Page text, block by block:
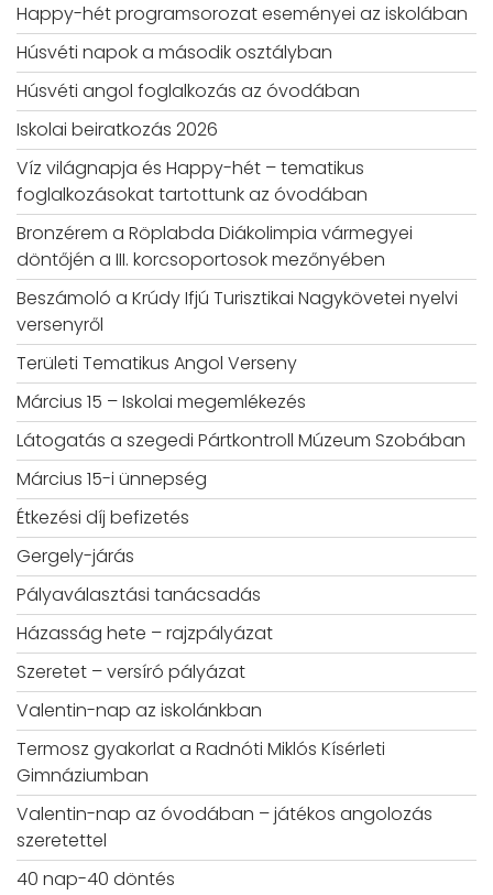
Happy-hét programsorozat eseményei az iskolában
Húsvéti napok a második osztályban
Húsvéti angol foglalkozás az óvodában
Iskolai beiratkozás 2026
Víz világnapja és Happy-hét – tematikus
foglalkozásokat tartottunk az óvodában
Bronzérem a Röplabda Diákolimpia vármegyei
döntőjén a III. korcsoportosok mezőnyében
Beszámoló a Krúdy Ifjú Turisztikai Nagykövetei nyelvi
versenyről
Területi Tematikus Angol Verseny
Március 15 – Iskolai megemlékezés
Látogatás a szegedi Pártkontroll Múzeum Szobában
Március 15-i ünnepség
Étkezési díj befizetés
Gergely-járás
Pályaválasztási tanácsadás
Házasság hete – rajzpályázat
Szeretet – versíró pályázat
Valentin-nap az iskolánkban
Termosz gyakorlat a Radnóti Miklós Kísérleti
Gimnáziumban
Valentin-nap az óvodában – játékos angolozás
szeretettel
40 nap-40 döntés